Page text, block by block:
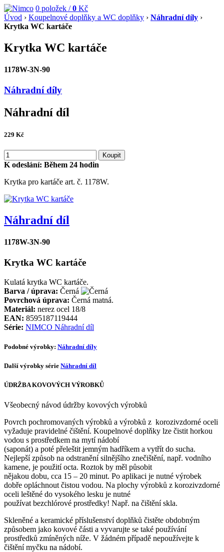
0 položek /0 Kč
Úvod › Koupelnové doplňky a WC doplňky › Náhradní díly ›
Krytka WC kartáče
Krytka WC kartáče
1178W-3N-90
Náhradní díly
Náhradní díl
229 Kč
Koupit
K odeslání: Během 24 hodin
Krytka pro kartáče art. č. 1178W.
Náhradní díl
1178W-3N-90
Krytka WC kartáče
Kulatá krytka WC kartáče.
Barva / úprava: Černá
Povrchová úprava: Černá matná.
Materiál: nerez ocel 18/8
EAN: 8595187119444
Série: NIMCO Náhradní díl
Podobné výrobky: Náhradní díly
Další výrobky série Náhradní díl
ÚDRŽBA KOVOVÝCH VÝROBKŮ
Všeobecný návod údržby kovových výrobků
Povrch pochromovaných výrobků a výrobků z korozivzdorné oceli
vyžaduje pravidelné čištění. Koupelnové doplňky lze čistit horkou
vodou s prostředkem na mytí nádobí
(saponát) a poté přeleštit jemným hadříkem a vytřít do sucha.
Nejlepší způsob na odstranění silnějšího znečištění, např. vodního
kamene, je použití octa. Roztok by měl působit
nějakou dobu, cca 15 – 20 minut. Po aplikaci je nutné výrobek
dobře opláchnout čistou vodou. Na plochy výrobků z korozivzdorné
oceli leštěné do vysokého lesku je nutné
používat bezchlórové prostředky! Např. na čištění skla.
Skleněné a keramické příslušenství doplňků čistěte obdobným
způsobem jako kovové části a vyvarujte se také používání
prostředků zmíněných níže. V žádném případě nepoužívejte k
čištění myčku na nádobí.